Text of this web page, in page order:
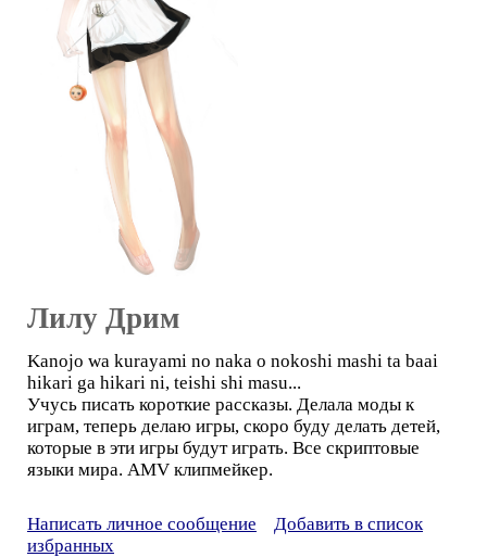
Лилу Дрим
Kanojo wa kurayami no naka o nokoshi mashi ta baai
hikari ga hikari ni, teishi shi masu...
Учусь писать короткие рассказы. Делала моды к
играм, теперь делаю игры, скоро буду делать детей,
которые в эти игры будут играть. Все скриптовые
языки мира. AMV клипмейкер.
Написать личное сообщение
Добавить в список
избранных